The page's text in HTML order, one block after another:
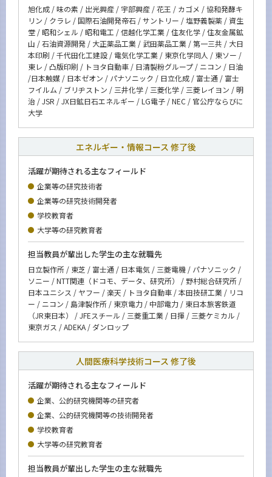
旭化成 / 味の素 / 出光興産 / 宇部興産 / 花王 / カゴメ / 協和発酵キ
リン / クラレ / 国際石油開発帝石 / サントリー / 塩野義製薬 / 資生
堂 / 昭和シェル / 昭和電工 / 信越化学工業 / 住友化学 / 住友金属鉱
山 / 石油資源開発 / 大正薬品工業 / 武田薬品工業 / 第一三共 / 大日
本印刷 / 千代田化工建設 / 電気化学工業 / 東京化学同人 / 東ソー /
東レ / 凸版印刷 / トヨタ自動車 / 日清製粉グループ / ニコン / 日油
/日本触媒 / 日本ゼオン / パナソニック / 日立化成 / 富士通 / 富士
フイルム / ブリヂストン / 三井化学 / 三菱化学 / 三菱レイヨン / 明
治 / JSR / JX日鉱日石エネルギー / LG電子 / NEC / 官公庁ならびに
大学
エネルギー・情報コース 修了後
活躍が期待される主なフィールド
企業等の研究技術者
企業等の研究技術開発者
学校教育者
大学等の研究教育者
担当教員が輩出した学生の主な就職先
日立製作所 / 東芝 / 富士通 / 日本電気 / 三菱電機 / パナソニック /
ソニー / NTT関連（ドコモ、データ、研究所） / 野村総合研究所 /
日本ユニシス / ヤフー / 楽天 / トヨタ自動車 / 本田技研工業 / リコ
ー / ニコン / 島津製作所 / 東京電力 / 中部電力 / 東日本旅客鉄道
（JR東日本） / JFEスチール / 三菱重工業 / 日揮 / 三菱ケミカル /
東京ガス / ADEKA / ダンロップ
人間医療科学技術コース 修了後
活躍が期待される主なフィールド
企業、公的研究機関等の研究者
企業、公的研究機関等の技術開発者
学校教育者
大学等の研究教育者
担当教員が輩出した学生の主な就職先